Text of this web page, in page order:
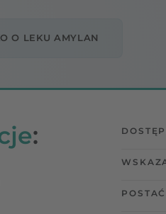
O LEKU AMYLAN
:
POSTAĆ